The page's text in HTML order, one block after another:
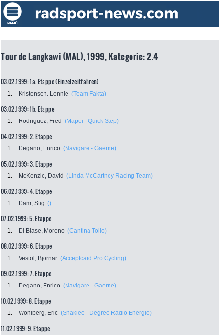
Tour de Langkawi (MAL), 1999, Kategorie: 2.4
03.02.1999: 1a. Etappe (Einzelzeitfahren)
1. Kristensen, Lennie (Team Fakta)
03.02.1999: 1b. Etappe
1. Rodriguez, Fred (Mapei - Quick Step)
04.02.1999: 2. Etappe
1. Degano, Enrico (Navigare - Gaerne)
05.02.1999: 3. Etappe
1. McKenzie, David (Linda McCartney Racing Team)
06.02.1999: 4. Etappe
1. Dam, Stig ()
07.02.1999: 5. Etappe
1. Di Biase, Moreno (Cantina Tollo)
08.02.1999: 6. Etappe
1. Vestöl, Björnar (Acceptcard Pro Cycling)
09.02.1999: 7. Etappe
1. Degano, Enrico (Navigare - Gaerne)
10.02.1999: 8. Etappe
1. Wohlberg, Eric (Shaklee - Degree Radio Energie)
11.02.1999: 9. Etappe